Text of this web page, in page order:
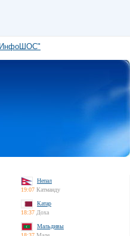
Непал
19:07 Катманду
Катар
18:37 Доха
Мальдивы